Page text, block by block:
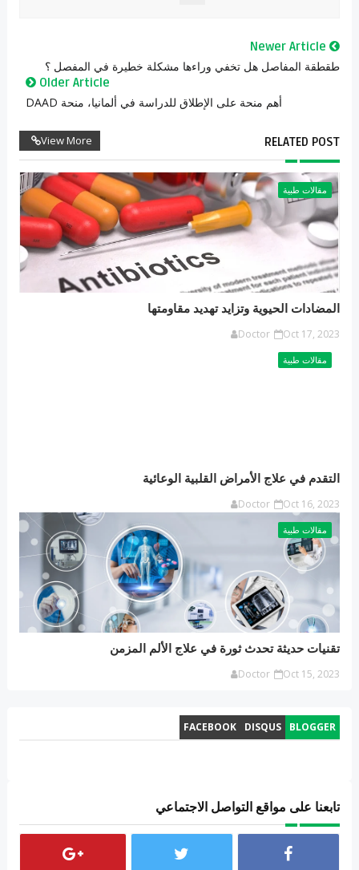
Newer Article
طقطقة المفاصل هل تخفي وراءها مشكلة خطيرة في المفصل ؟
Older Article
أهم منحة على الإطلاق للدراسة في ألمانيا، منحة DAAD
RELATED POST
View More
مقالات طبية
المضادات الحيوية وتزايد تهديد مقاومتها
Doctor Oct 17, 2023
مقالات طبية
التقدم في علاج الأمراض القلبية الوعائية
Doctor Oct 16, 2023
مقالات طبية
تقنيات حديثة تحدث ثورة في علاج الألم المزمن
Doctor Oct 15, 2023
BLOGGER
DISQUS
FACEBOOK
تابعنا على مواقع التواصل الاجتماعي